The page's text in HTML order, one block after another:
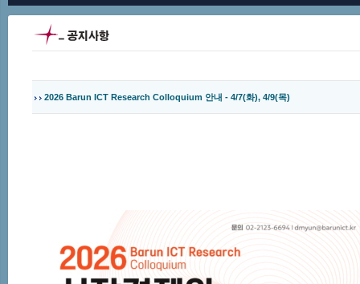
2026 Barun ICT Research Colloquium 안내 - 4/7(화), 4/9(목)